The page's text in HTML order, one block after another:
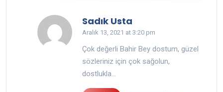
Sadık Usta
Aralık 13, 2021 at 3:20 pm
Çok değerli Bahir Bey dostum, güzel
sözleriniz için çok sağolun,
dostlukla…